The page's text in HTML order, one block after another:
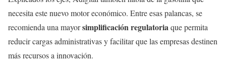
necesita este nuevo motor económico. Entre esas palancas, se
recomienda una mayorsimplificación regulatoriaque permita
reducir cargas administrativas y facilitar que las empresas destinen
más recursos a innovación.